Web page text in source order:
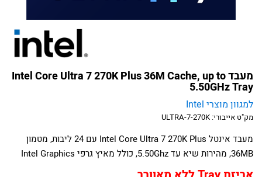
מעבד Intel Core Ultra 7 270K Plus 36M Cache, up to
5.50GHz Tray
למגוון מוצרי Intel
מק"ט אייבורי: ULTRA-7-270K
מעבד אינטל Intel Core Ultra 7 270K Plus עם 24 ליבות, מטמון
36MB, מהירות שיא עד 5.50Ghz, כולל מאיץ גרפי Intel Graphics